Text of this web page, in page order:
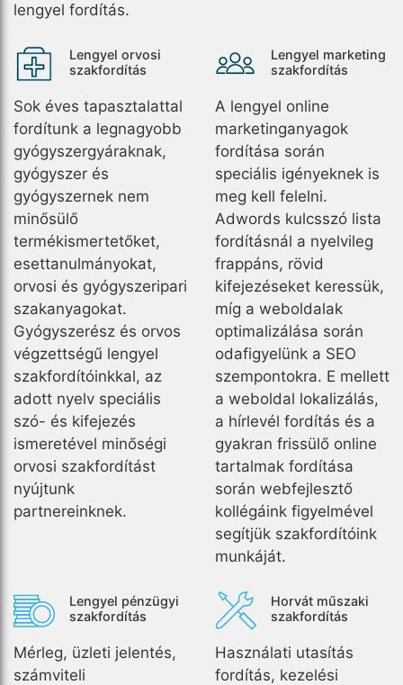
lengyel fordítás.
Lengyel orvosi
szakfordítás
Sok éves tapasztalattal
fordítunk a legnagyobb
gyógyszergyáraknak,
gyógyszer és
gyógyszernek nem
minősülő
termékismertetőket,
esettanulmányokat,
orvosi és gyógyszeripari
szakanyagokat.
Gyógyszerész és orvos
végzettségű lengyel
szakfordítóinkkal, az
adott nyelv speciális
szó- és kifejezés
ismeretével minőségi
orvosi szakfordítást
nyújtunk
partnereinknek.
Lengyel marketing
szakfordítás
A lengyel online
marketinganyagok
fordítása során
speciális igényeknek is
meg kell felelni.
Adwords kulcsszó lista
fordításnál a nyelvileg
frappáns, rövid
kifejezéseket keressük,
míg a weboldalak
optimalizálása során
odafigyelünk a SEO
szempontokra. E mellett
a weboldal lokalizálás,
a hírlevél fordítás és a
gyakran frissülő online
tartalmak fordítása
során webfejlesztő
kollégáink figyelmével
segítjük szakfordítóink
munkáját.
Lengyel pénzügyi
szakfordítás
Mérleg, üzleti jelentés,
számviteli
Horvát műszaki
szakfordítás
Használati utasítás
fordítás, kezelési